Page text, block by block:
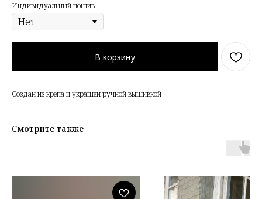
Индивидуальный пошив
В корзину
Создан из крепа и украшен ручной вышивкой
Смотрите также